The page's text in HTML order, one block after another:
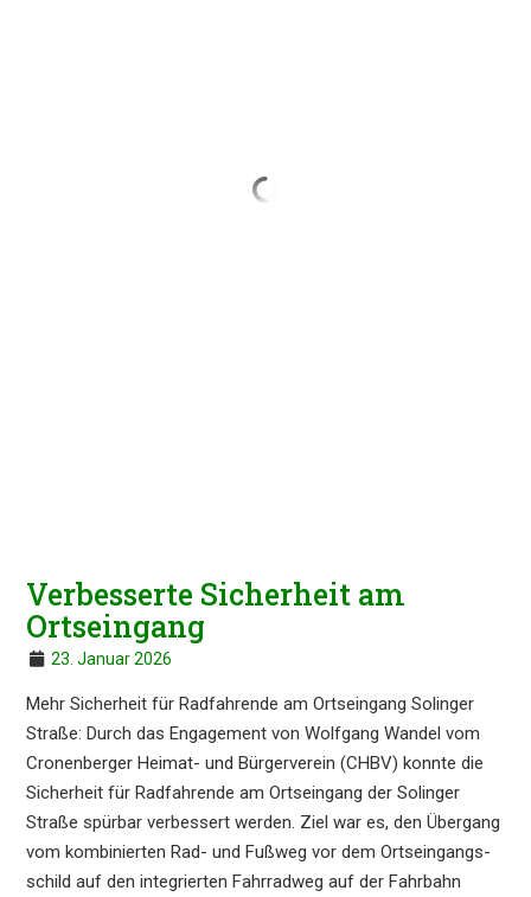
Verbes­ser­te Sicher­heit am
Ortseingang
23. Januar 2026
Mehr Sicher­heit für Radfah­ren­de am Ortsein­gang Solin­ger
Straße: Durch das Engage­ment von Wolfgang Wandel vom
Cronen­ber­ger Heimat- und Bürger­ver­ein (CHBV) konnte die
Sicher­heit für Radfah­ren­de am Ortsein­gang der Solin­ger
Straße spürbar verbes­sert werden. Ziel war es, den Übergang
vom kombi­nier­ten Rad- und Fußweg vor dem Ortsein­gangs­
schild auf den integrier­ten Fahrrad­weg auf der Fahrbahn